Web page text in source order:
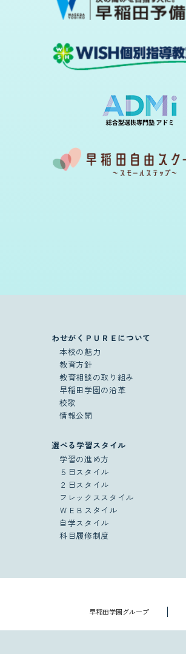
わせがくＰＵＲＥについて
本校の魅力
教育方針
教育相談の取り組み
早稲田学園の沿革
校歌
情報公開
選べる学習スタイル
学習の進め方
５日スタイル
２日スタイル
フレックススタイル
ＷＥＢスタイル
自学スタイル
科目履修制度
早稲田学園グループ